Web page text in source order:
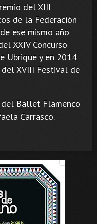
del XIII
de la Federación
ese mismo año
XXIV Concurso
Ubrique y en 2014
XVIII Festival de
Ballet Flamenco
Carrasco.